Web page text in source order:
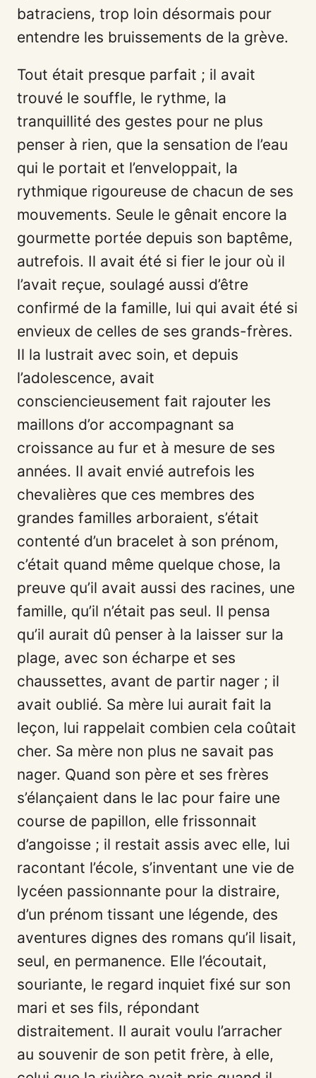
batraciens, trop loin désormais pour
entendre les bruissements de la grève.
Tout était presque parfait ; il avait
trouvé le souffle, le rythme, la
tranquillité des gestes pour ne plus
penser à rien, que la sensation de l’eau
qui le portait et l’enveloppait, la
rythmique rigoureuse de chacun de ses
mouvements. Seule le gênait encore la
gourmette portée depuis son baptême,
autrefois. Il avait été si fier le jour où il
l’avait reçue, soulagé aussi d’être
confirmé de la famille, lui qui avait été si
envieux de celles de ses grands-frères.
Il la lustrait avec soin, et depuis
l’adolescence, avait
consciencieusement fait rajouter les
maillons d’or accompagnant sa
croissance au fur et à mesure de ses
années. Il avait envié autrefois les
chevalières que ces membres des
grandes familles arboraient, s’était
contenté d’un bracelet à son prénom,
c’était quand même quelque chose, la
preuve qu’il avait aussi des racines, une
famille, qu’il n’était pas seul. Il pensa
qu’il aurait dû penser à la laisser sur la
plage, avec son écharpe et ses
chaussettes, avant de partir nager ; il
avait oublié. Sa mère lui aurait fait la
leçon, lui rappelait combien cela coûtait
cher. Sa mère non plus ne savait pas
nager. Quand son père et ses frères
s’élançaient dans le lac pour faire une
course de papillon, elle frissonnait
d’angoisse ; il restait assis avec elle, lui
racontant l’école, s’inventant une vie de
lycéen passionnante pour la distraire,
d’un prénom tissant une légende, des
aventures dignes des romans qu’il lisait,
seul, en permanence. Elle l’écoutait,
souriante, le regard inquiet fixé sur son
mari et ses fils, répondant
distraitement. Il aurait voulu l’arracher
au souvenir de son petit frère, à elle,